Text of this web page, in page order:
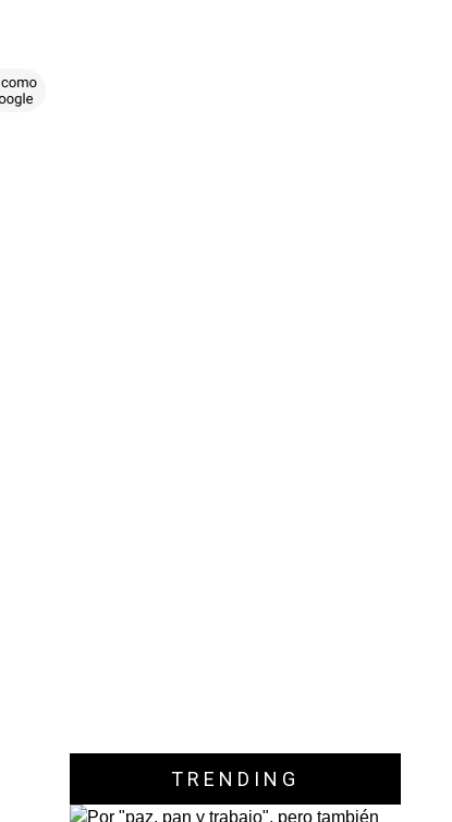
TRENDING